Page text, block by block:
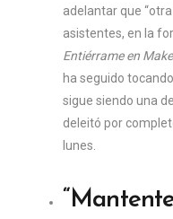
adelantar que
asistentes, en la
Entiérrame en
ha seguido
sigue siendo una
deleitó por
lunes.